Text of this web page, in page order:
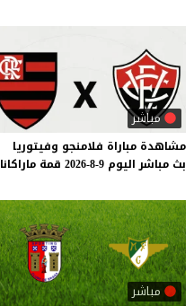
مباشر
مشاهدة مباراة فلامنجو وفيتوريا
بث مباشر اليوم 9-8-2026 قمة ماراكانا
مباشر